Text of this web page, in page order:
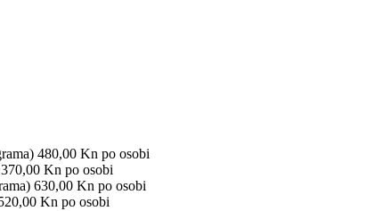
480,00 Kn po osobi
Kn po osobi
630,00 Kn po osobi
Kn po osobi